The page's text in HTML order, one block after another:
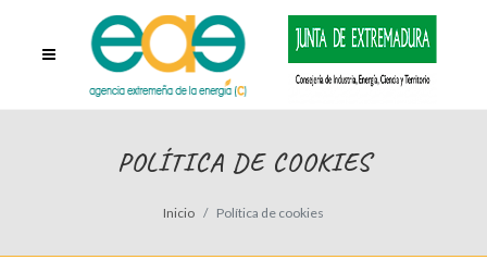
POLÍTICA DE COOKIES
Inicio Política de cookies